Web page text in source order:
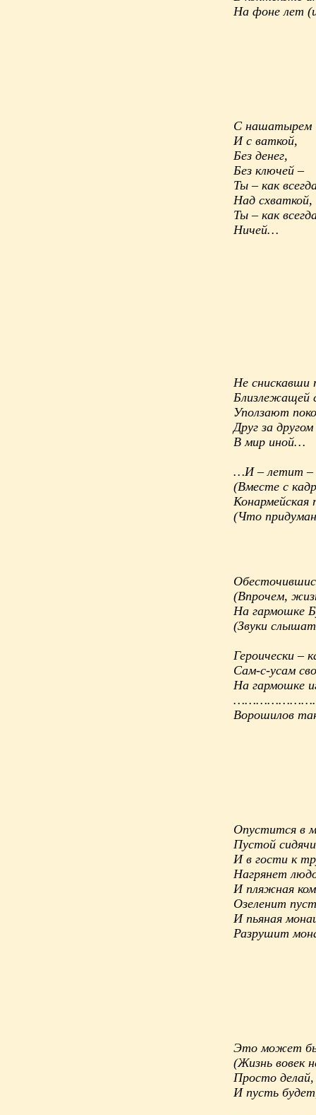
На фоне лет
С нашатырем
И с ваткой,
Без денег,
Без ключей –
Ты – как
Над схваткой,
Ты – как
Ничей…
Не снискавши
Близлежащей
Уползают
Друг за другом
В мир иной…
…И – летит –
(Вместе с
Конармейская
(Что
(Впрочем,
На гармошке
(Звуки
Героически –
Сам-с-усам
На гармошке
Ворошилов
Опустится в
Пустой
И в гости к
Нагрянет
И пляжная
Озеленит
И пьяная
Разрушит
Это может
(Жизнь вовек
Просто
И пусть